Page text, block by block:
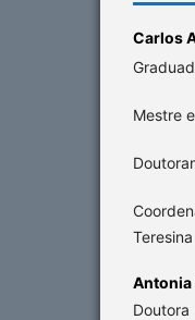
Carlos
Mestre
Antonia